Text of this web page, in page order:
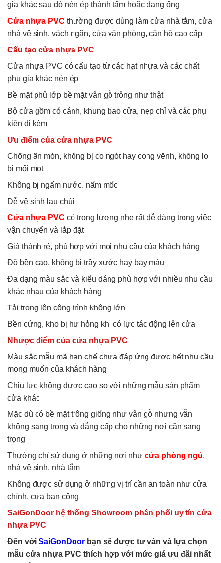
gia khác sau đó nén ép thành tấm hoặc dạng ống
Cửa nhựa PVC thường được dùng làm cửa nhà tắm, cửa
nhà vệ sinh, vách ngăn, cửa văn phòng, căn hộ cao cấp
Cấu tạo cửa nhựa PVC
Cửa nhựa PVC có cấu tạo từ các hạt nhựa và các chất
phụ gia khác nén ép
Bề mặt phủ lớp bề mặt vân gỗ trông như thật
Bộ cửa gồm có cánh, khung bao cửa, nẹp chỉ và các phụ
kiện đi kèm
Ưu điểm của cửa nhựa PVC
Chống ăn mòn, không bị co ngót hay cong vênh, không lo
bị mối mọt
Không bị ngấm nước. nấm mốc
Dễ vệ sinh lau chùi
Cửa nhựa PVC có trọng lượng nhẹ rất dễ dàng trong việc
vận chuyển và lắp đặt
Giá thành rẻ, phù hợp với mọi nhu cầu của khách hàng
Độ bền cao, không bị trầy xước hay bay màu
Đa dạng màu sắc và kiểu dáng phù hợp với nhiều nhu cầu
khác nhau của khách hàng
Tải trọng lên công trình không lớn
Bền cứng, kho bị hư hỏng khi có lực tác động lên cửa
Nhược điểm của cửa nhựa PVC
Màu sắc mẫu mã hạn chế chưa đáp ứng được hết nhu cầu
mong muốn của khách hàng
Chịu lực không được cao so với những mẫu sản phẩm
cửa khác
Mặc dù có bề mặt trông giống như vân gỗ nhưng vẫn
không sang trọng và đẳng cấp cho những nơi cần sang
trọng
Thường chỉ sử dụng ở những nơi như cửa phòng ngủ,
nhà vệ sinh, nhà tắm
Không được sử dụng ở những vị trí cần an toàn như cửa
chính, cửa ban công
SaiGonDoor hệ thống Showroom phân phối uy tín cửa
nhựa PVC
Đến với SaiGonDoor bạn sẽ được tư ván và lựa chọn
mẫu cửa nhựa PVC thích hợp với mức giá ưu đãi nhất